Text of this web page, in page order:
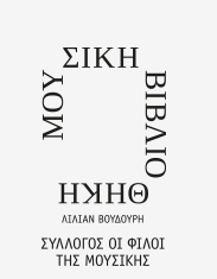
main
content